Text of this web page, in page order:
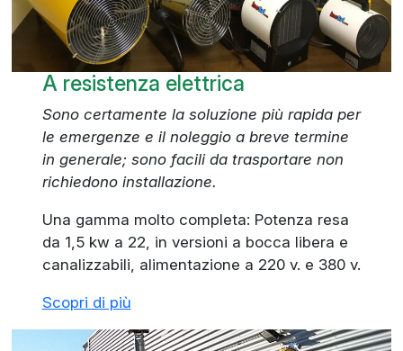
A resistenza elettrica
Sono certamente la soluzione più rapida per
le emergenze e il noleggio a breve termine
in generale; sono facili da trasportare non
richiedono installazione.
Una gamma molto completa: Potenza resa
da 1,5 kw a 22, in versioni a bocca libera e
canalizzabili, alimentazione a 220 v. e 380 v.
Scopri di più